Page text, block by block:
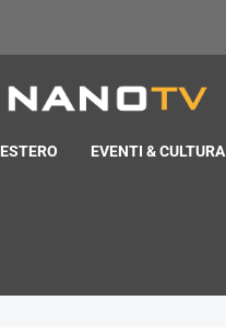
ESTERO EVENTI & CULTURA